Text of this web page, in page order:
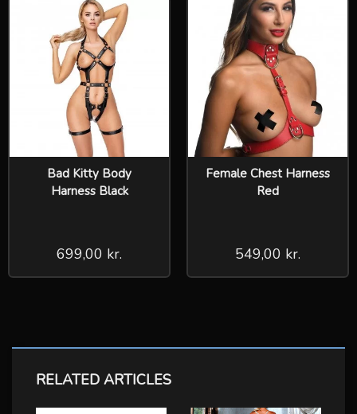
Bad Kitty Body
Harness Black
699,00 kr.
Female Chest Harness
Red
549,00 kr.
RELATED ARTICLES